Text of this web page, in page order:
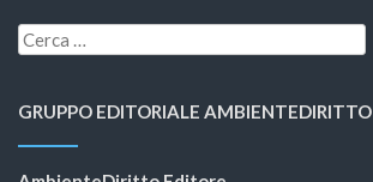
GRUPPO EDITORIALE AMBIENTEDIRITTO